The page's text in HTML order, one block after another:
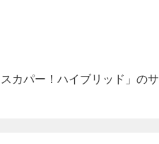
カパー！ハイブリッド」のサ